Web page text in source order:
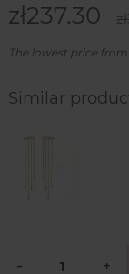
zł237.30
The lowest price from
Similar
− +